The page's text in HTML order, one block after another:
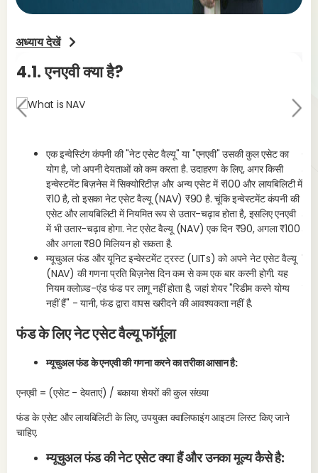
अध्याय देखें
4.1. एनएवी क्या है?
एक इन्वेस्टिंग कंपनी की "नेट एसेट वैल्यू" या "एनएवी" उसकी कुल एसेट का
योग है, जो अपनी देयताओं को कम करता है. उदाहरण के लिए, अगर किसी
इन्वेस्टमेंट बिज़नेस में सिक्योरिटीज़ और अन्य एसेट में ₹100 और लायबिलिटी में
₹10 है, तो इसका नेट एसेट वैल्यू (NAV) ₹90 है. चूंकि इन्वेस्टमेंट कंपनी की
एसेट और लायबिलिटी में नियमित रूप से उतार-चढ़ाव होता है, इसलिए एनएवी
में भी उतार-चढ़ाव होगा. नेट एसेट वैल्यू (NAV) एक दिन ₹90, अगला ₹100
और अगला ₹80 मिलियन हो सकता है.
म्यूचुअल फंड और यूनिट इन्वेस्टमेंट ट्रस्ट (UITs) को अपने नेट एसेट वैल्यू
(NAV) की गणना प्रति बिज़नेस दिन कम से कम एक बार करनी होगी. यह
नियम क्लोज़्ड-एंड फंड पर लागू नहीं होता है, जहां शेयर "रिडीम करने योग्य
नहीं हैं" - यानी, फंड द्वारा वापस खरीदने की आवश्यकता नहीं है.
फंड के लिए नेट एसेट वैल्यू फॉर्मूला
म्यूचुअल फंड के एनएवी की गणना करने का तरीका आसान है:
एनएवी = (एसेट - देयताएं) / बकाया शेयरों की कुल संख्या
फंड के एसेट और लायबिलिटी के लिए, उपयुक्त क्वालिफाइंग आइटम लिस्ट किए जाने
चाहिए.
म्यूचुअल फंड की नेट एसेट क्या हैं और उनका मूल्य कैसे है:
Pr
Ne